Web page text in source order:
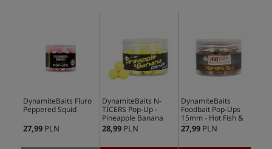
DynamiteBaits Fluro
Peppered Squid
27,99 PLN
DynamiteBaits N-
TICERS Pop-Up -
Pineapple Banana
28,99 PLN
DynamiteBaits
Foodbait Pop-Ups
15mm - Hot Fish &
GLM
27,99 PLN